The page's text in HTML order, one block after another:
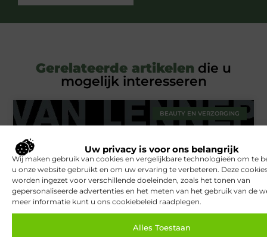
Uw privacy is voor ons belangrijk
Wij maken gebruik van cookies en vergelijkbare technologieën om te
u onze website gebruikt en om uw ervaring te verbeteren. Deze
worden ingezet voor verschillende doeleinden, zoals het tonen van
gepersonaliseerde advertenties en het meten van het gebruik van de
meer informatie kunt u ons cookiebeleid raadplegen.
Alles Toestaan
Gerelateerde artikelen die u
mogelijk interesseren
BEAUTY EN VERZORGING
Van Lennep Kliniek: Expertise en esthetiek in perfecte balans